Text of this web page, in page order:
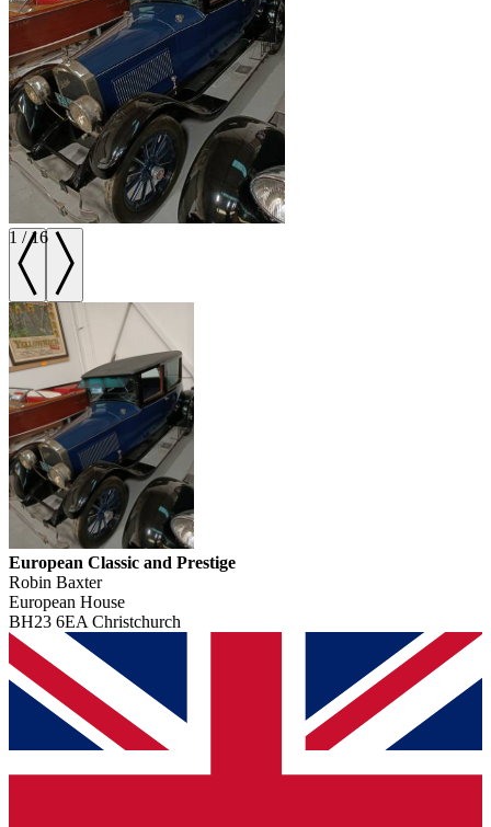
1 /16
European Classic and Prestige
Robin Baxter
European House
BH23 6EA Christchurch